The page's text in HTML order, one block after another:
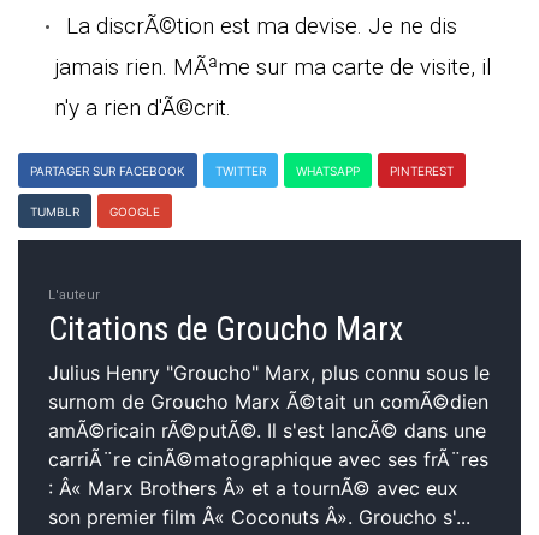
La discrÃ©tion est ma devise. Je ne dis
jamais rien. MÃªme sur ma carte de visite, il
n'y a rien d'Ã©crit.
PARTAGER SUR FACEBOOK TWITTER WHATSAPP PINTEREST
TUMBLR GOOGLE
L'auteur
Citations de Groucho Marx
Julius Henry "Groucho" Marx, plus connu sous le
surnom de Groucho Marx Ã©tait un comÃ©dien
amÃ©ricain rÃ©putÃ©. Il s'est lancÃ© dans une
carriÃ¨re cinÃ©matographique avec ses frÃ¨res
: Â« Marx Brothers Â» et a tournÃ© avec eux
son premier film Â« Coconuts Â». Groucho s'...